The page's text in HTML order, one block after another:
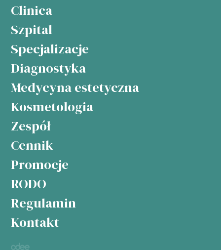
Clinica
Szpital
Specjalizacje
Diagnostyka
Medycyna estetyczna
Kosmetologia
Zespół
Cennik
Promocje
RODO
Regulamin
Kontakt